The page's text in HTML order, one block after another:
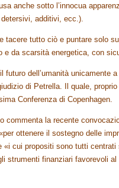
anche sotto l’innocua
additivi, ecc.).
tacere tutto ciò e puntare solo
e da scarsità energetica, con
futuro dell’umanità unicamente
di Petrella. Il quale,
Conferenza di Copenhagen.
commenta la recente
ottenere il sostegno delle
«i cui propositi sono tutti
strumenti finanziari favorevoli